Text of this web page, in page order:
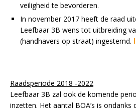
veiligheid te bevorderen.
In november 2017 heeft de raad
Leefbaar 3B wens tot uitbreiding
(handhavers op straat) ingestemd.
Raadsperiode 2018 -2022
Leefbaar 3B zal ook de komende
inzetten. Het aantal BOA’s is ondanks